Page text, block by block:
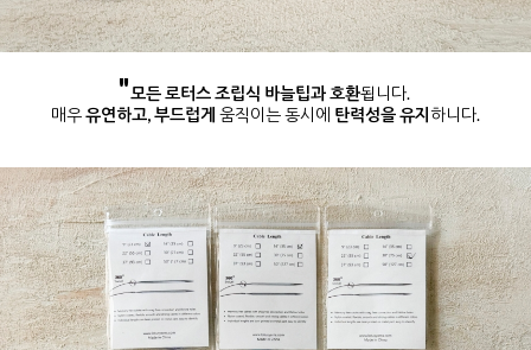
"모든 로터스 조립식 바늘팁과 호환됩니다.
매우유연하고, 부드럽게 움직이는 동시에 탄력성을 유지 하니다.